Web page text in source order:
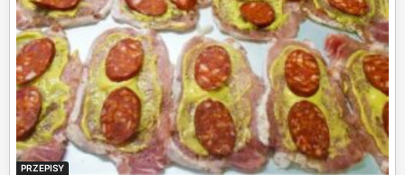
PRZEPISY